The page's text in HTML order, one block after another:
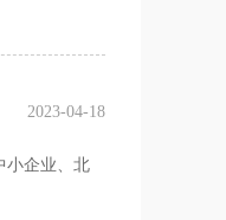
2023-04-18
小企业、北